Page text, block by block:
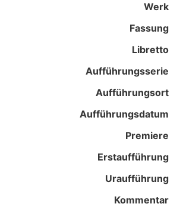
Werk
Fassung
Libretto
Aufführungsserie
Aufführungsort
Aufführungsdatum
Premiere
Erstaufführung
Uraufführung
Kommentar